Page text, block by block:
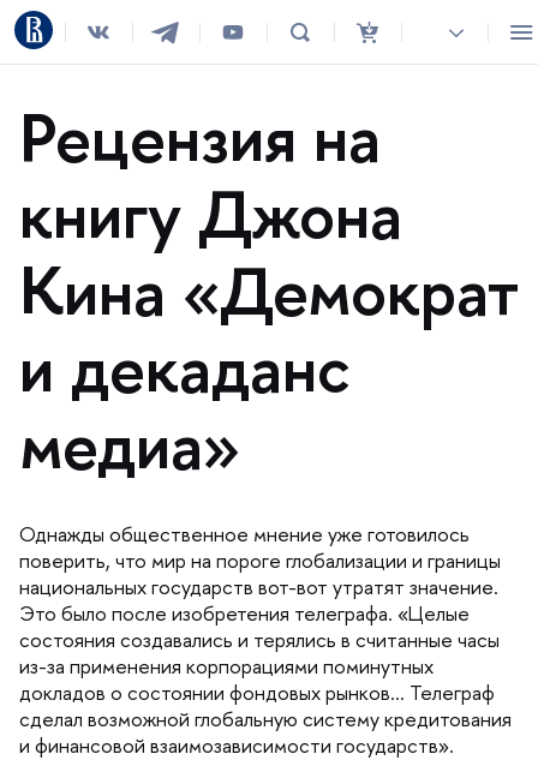
Рецензия на
книгу Джона
Кина
и декаданс
медиа»
Однажды общественное мнение уже готовилось
поверить, что мир на пороге глобализации и границы
национальных государств вот-вот утратят значение.
Это было после изобретения телеграфа. «Целые
состояния создавались и терялись в считанные часы
из-за применения корпорациями поминутных
докладов о состоянии фондовых рынков… Телеграф
сделал возможной глобальную систему кредитования
и финансовой взаимозависимости государств».